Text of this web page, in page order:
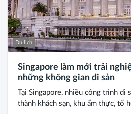
Du lịch
Singapore làm mới trải
những không gian di sản
Tại Singapore, nhiều công trình di
thành khách sạn, khu ẩm thực, tổ